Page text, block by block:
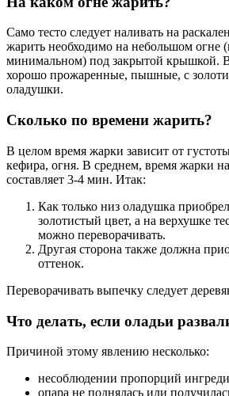
Само тесто следует наливать на
жарить необходимо на небольшом огне
минимальном) под закрытой крышкой. В
хорошо прожаренные, пышные, с
оладушки.
Сколько по времени жарить?
В целом время жарки зависит от
кефира, огня. В среднем, время жарки
составляет 3-4 мин. Итак:
Как только низ оладушка
золотистый цвет, а на верхушке
можно переворачивать.
Другая сторона также должна
оттенок.
Переворачивать выпечку следует
Что делать, если оладьи
Причиной этому явлению несколько:
несоблюдении пропорций
опара не поднялась или